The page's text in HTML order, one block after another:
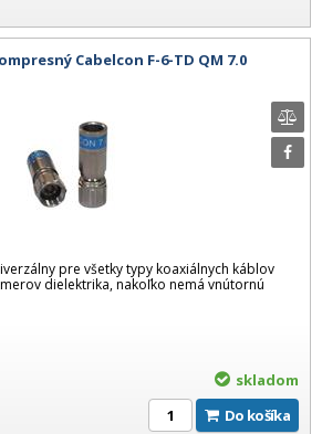
Cabelcon F-6-TD QM 7.0
pre všetky typy koaxiálnych káblov
dielektrika, nakoľko nemá vnútornú
skladom
Do košíka